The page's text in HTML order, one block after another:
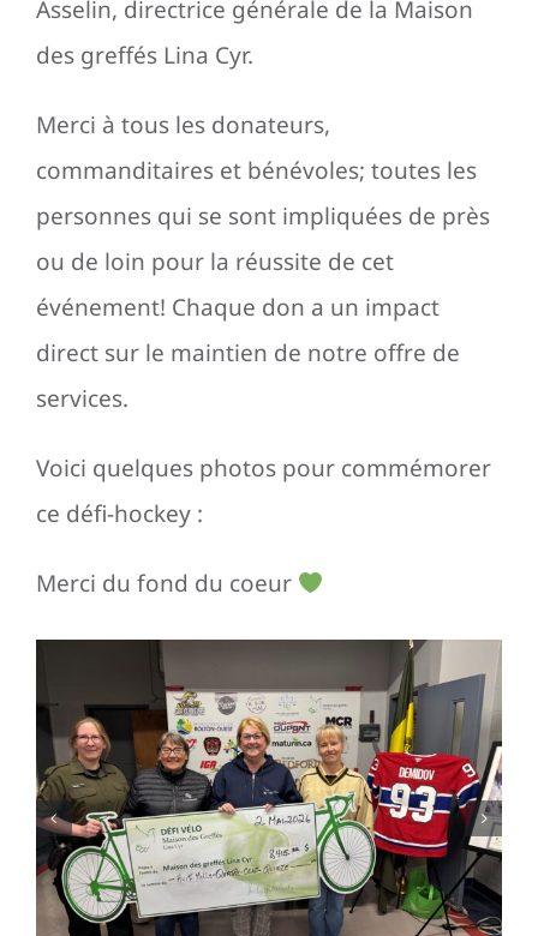
Asselin, directrice générale de la Maison
des greffés Lina Cyr.
Merci à tous les donateurs,
commanditaires et bénévoles; toutes les
personnes qui se sont impliquées de près
ou de loin pour la réussite de cet
événement! Chaque don a un impact
direct sur le maintien de notre offre de
services.
Voici quelques photos pour commémorer
ce défi-hockey :
Merci du fond du coeur